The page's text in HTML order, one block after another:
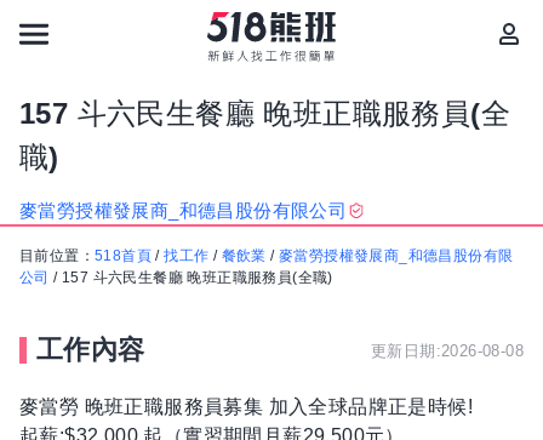
157 斗六民生餐廳 晚班正職服務員(全
職)
麥當勞授權發展商_和德昌股份有限公司
目前位置： 518首頁 /找工作 / 餐飲業 /麥當勞授權發展商_和德昌股份有限
公司 / 157 斗六民生餐廳 晚班正職服務員(全職)
工作內容 更新日期:2026-08-08
麥當勞 晚班正職服務員募集 加入全球品牌正是時候!
起薪:$32,000 起（實習期間月薪29,500元）